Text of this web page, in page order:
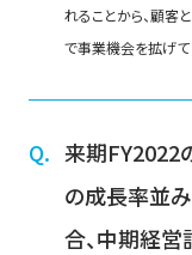
れることから、顧客
で事業機会を拡げて
来期FY2022
の成長率並
合、中期経